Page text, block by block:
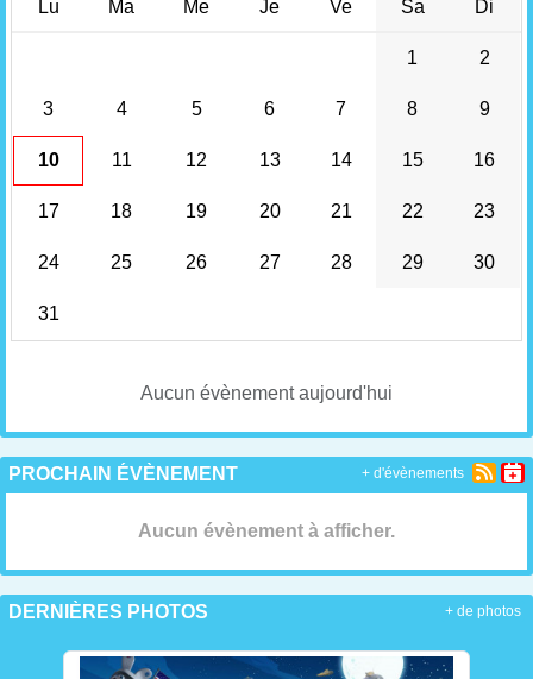
Lu Ma Me Je Ve Sa Di
1 2
3 4 5 6 7 8 9
10 11 12 13 14 15 16
17 18 19 20 21 22 23
24 25 26 27 28 29 30
31
Aucun évènement aujourd'hui
PROCHAIN ÉVÈNEMENT
Aucun évènement à afficher.
+ d'évènements
DERNIÈRES PHOTOS + de photos